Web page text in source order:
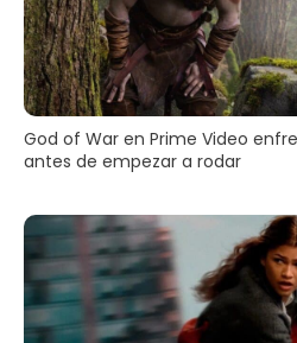
God of War en Prime Video
antes de empezar a rodar